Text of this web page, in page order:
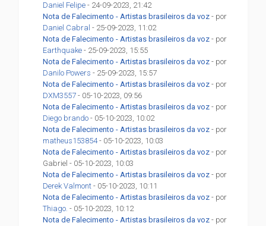
Daniel Felipe - 24-09-2023, 21:42
Nota de Falecimento - Artistas brasileiros da voz - por
Daniel Cabral - 25-09-2023, 11:02
Nota de Falecimento - Artistas brasileiros da voz - por
Earthquake - 25-09-2023, 15:55
Nota de Falecimento - Artistas brasileiros da voz - por
Danilo Powers - 25-09-2023, 15:57
Nota de Falecimento - Artistas brasileiros da voz - por
DXM3557 - 05-10-2023, 09:56
Nota de Falecimento - Artistas brasileiros da voz - por
Diego brando - 05-10-2023, 10:02
Nota de Falecimento - Artistas brasileiros da voz - por
matheus153854- 05-10-2023, 10:03
Nota de Falecimento - Artistas brasileiros da voz - por
Gabriel - 05-10-2023, 10:03
Nota de Falecimento - Artistas brasileiros da voz - por
Derek Valmont - 05-10-2023, 10:11
Nota de Falecimento - Artistas brasileiros da voz - por
Thiago. - 05-10-2023, 10:12
Nota de Falecimento - Artistas brasileiros da voz - por